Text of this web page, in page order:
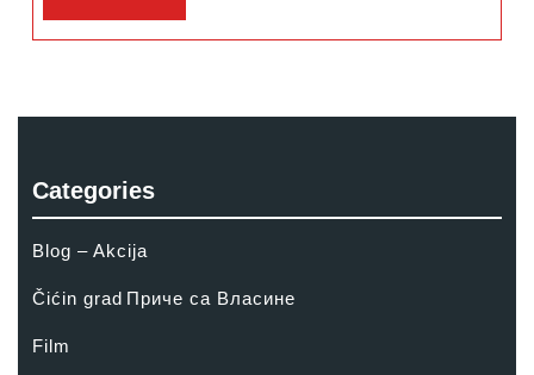
Categories
Blog – Akcija
Čićin grad Приче са Власине
Film